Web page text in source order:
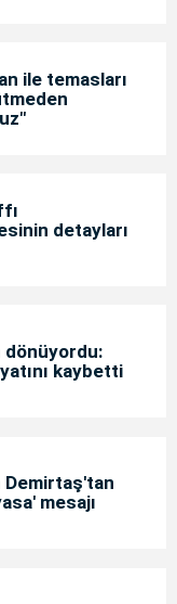
ile temasları
detayları
dönüyordu:
kaybetti
Demirtaş'tan
mesajı